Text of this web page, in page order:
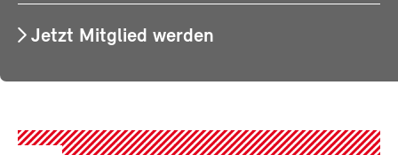
Jetzt Mitglied werden